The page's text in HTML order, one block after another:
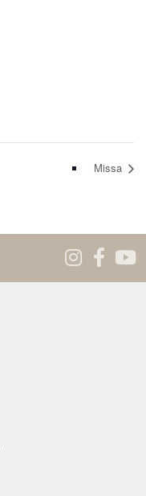
Missa